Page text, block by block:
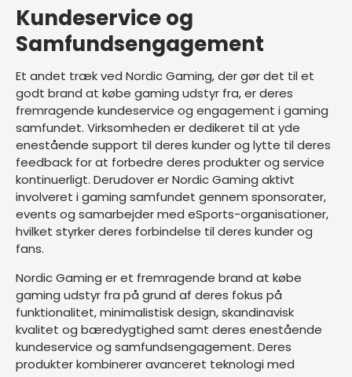
Kundeservice og
Samfundsengagement
Et andet træk ved Nordic Gaming, der gør det til et
godt brand at købe gaming udstyr fra, er deres
fremragende kundeservice og engagement i gaming
samfundet. Virksomheden er dedikeret til at yde
enestående support til deres kunder og lytte til deres
feedback for at forbedre deres produkter og service
kontinuerligt. Derudover er Nordic Gaming aktivt
involveret i gaming samfundet gennem sponsorater,
events og samarbejder med eSports-organisationer,
hvilket styrker deres forbindelse til deres kunder og
fans.
Nordic Gaming er et fremragende brand at købe
gaming udstyr fra på grund af deres fokus på
funktionalitet, minimalistisk design, skandinavisk
kvalitet og bæredygtighed samt deres enestående
kundeservice og samfundsengagement. Deres
produkter kombinerer avanceret teknologi med